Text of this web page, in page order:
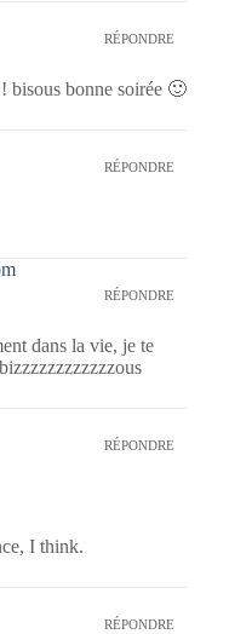
RÉPONDRE
bisous bonne soirée 🙂
RÉPONDRE
RÉPONDRE
dans la vie, je te
RÉPONDRE
I think.
RÉPONDRE